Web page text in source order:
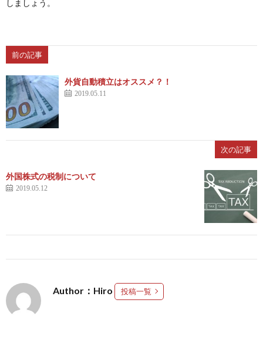
しましょう。
前の記事
外貨自動積立はオススメ？！
2019.05.11
次の記事
外国株式の税制について
2019.05.12
Author：Hiro 投稿一覧